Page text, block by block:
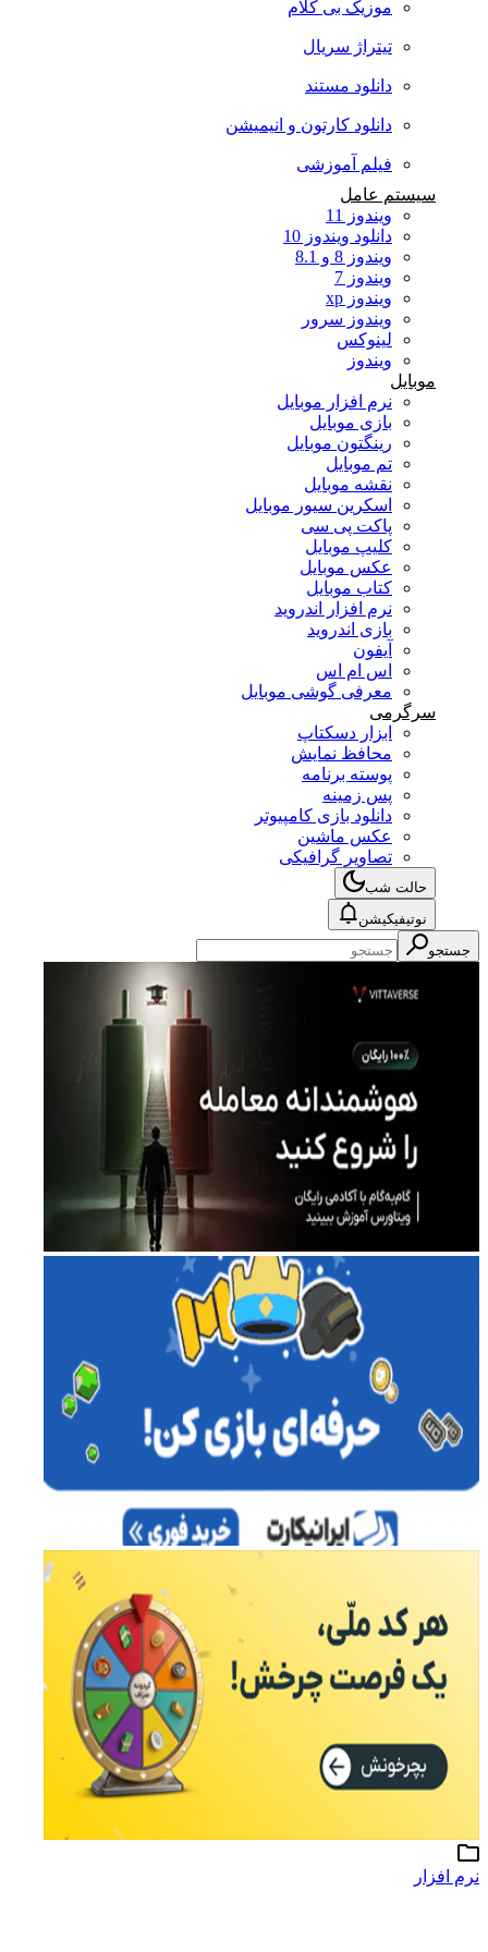
موزیک بی کلام
تیتراژ سریال
دانلود مستند
دانلود کارتون و انیمیشن
فیلم آموزشی
سیستم عامل
ویندوز 11
دانلود ویندوز 10
ویندوز 8 و 8.1
ویندوز 7
ویندوز xp
ویندوز سرور
لینوکس
ویندوز
موبایل
نرم افزار موبایل
بازی موبایل
رینگتون موبایل
تم موبایل
نقشه موبایل
اسکرین سیور موبایل
پاکت پی سی
کلیپ موبایل
عکس موبایل
کتاب موبایل
نرم افزار اندروید
بازی اندروید
آیفون
اس ام اس
معرفی گوشی موبایل
سرگرمی
ابزار دسکتاپ
محافظ نمایش
پوسته برنامه
پس زمینه
دانلود بازی کامپیوتر
عکس ماشین
تصاویر گرافیکی
حالت شب
نوتیفیکیشن
جستجو
نرم افزار